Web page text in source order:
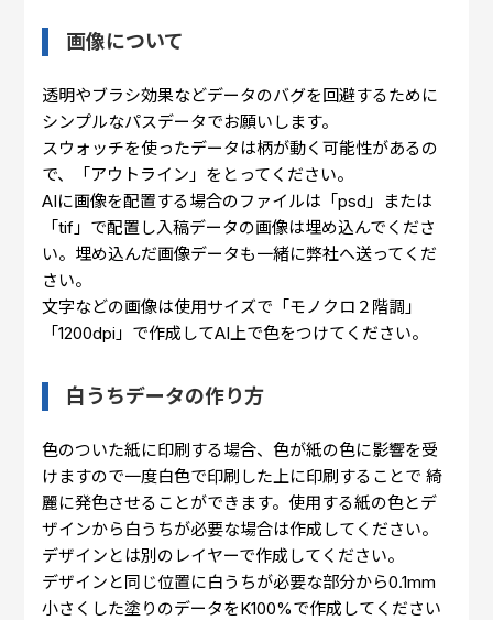
画像について
透明やブラシ効果などデータのバグを回避するために
シンプルなパスデータでお願いします。
スウォッチを使ったデータは柄が動く可能性があるの
で、「アウトライン」をとってください。
AIに画像を配置する場合のファイルは「psd」または
「tif」で配置し入稿データの画像は埋め込んでくださ
い。埋め込んだ画像データも一緒に弊社へ送ってくだ
さい。
文字などの画像は使用サイズで「モノクロ２階調」
「1200dpi」で作成してAI上で色をつけてください。
白うちデータの作り方
色のついた紙に印刷する場合、色が紙の色に影響を受
けますので一度白色で印刷した上に印刷することで 綺
麗に発色させることができます。使用する紙の色とデ
ザインから白うちが必要な場合は作成してください。
デザインとは別のレイヤーで作成してください。
デザインと同じ位置に白うちが必要な部分から0.1mm
小さくした塗りのデータをK100%で作成してください